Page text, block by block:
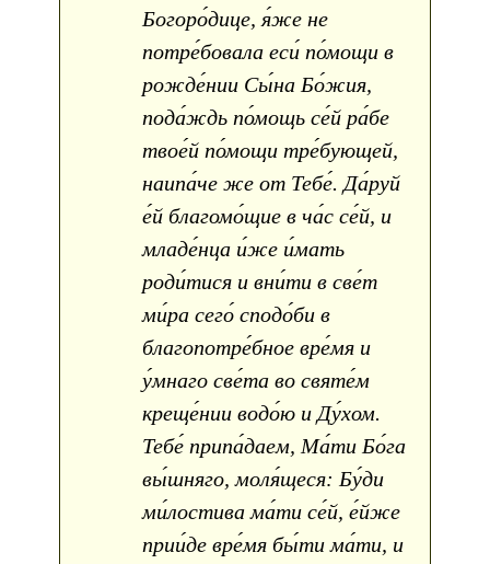
Богоро́дице, я́же не
потре́бовала еси́ по́мощи в
рожде́нии Сы́на Бо́жия,
пода́ждь по́мощь се́й ра́бе
твое́й по́мощи тре́бующей,
наипа́че же от Тебе́. Да́руй
е́й благомо́щие в ча́с се́й, и
младе́нца и́же и́мать
роди́тися и вни́ти в све́т
ми́ра сего́ сподо́би в
благопотре́бное вре́мя и
у́мнаго све́та во святе́м
креще́нии водо́ю и Ду́хом.
Тебе́ припа́даем, Ма́ти Бо́га
вы́шняго, моля́щеся: Бу́ди
ми́лостива ма́ти се́й, е́йже
прии́де вре́мя бы́ти ма́ти, и